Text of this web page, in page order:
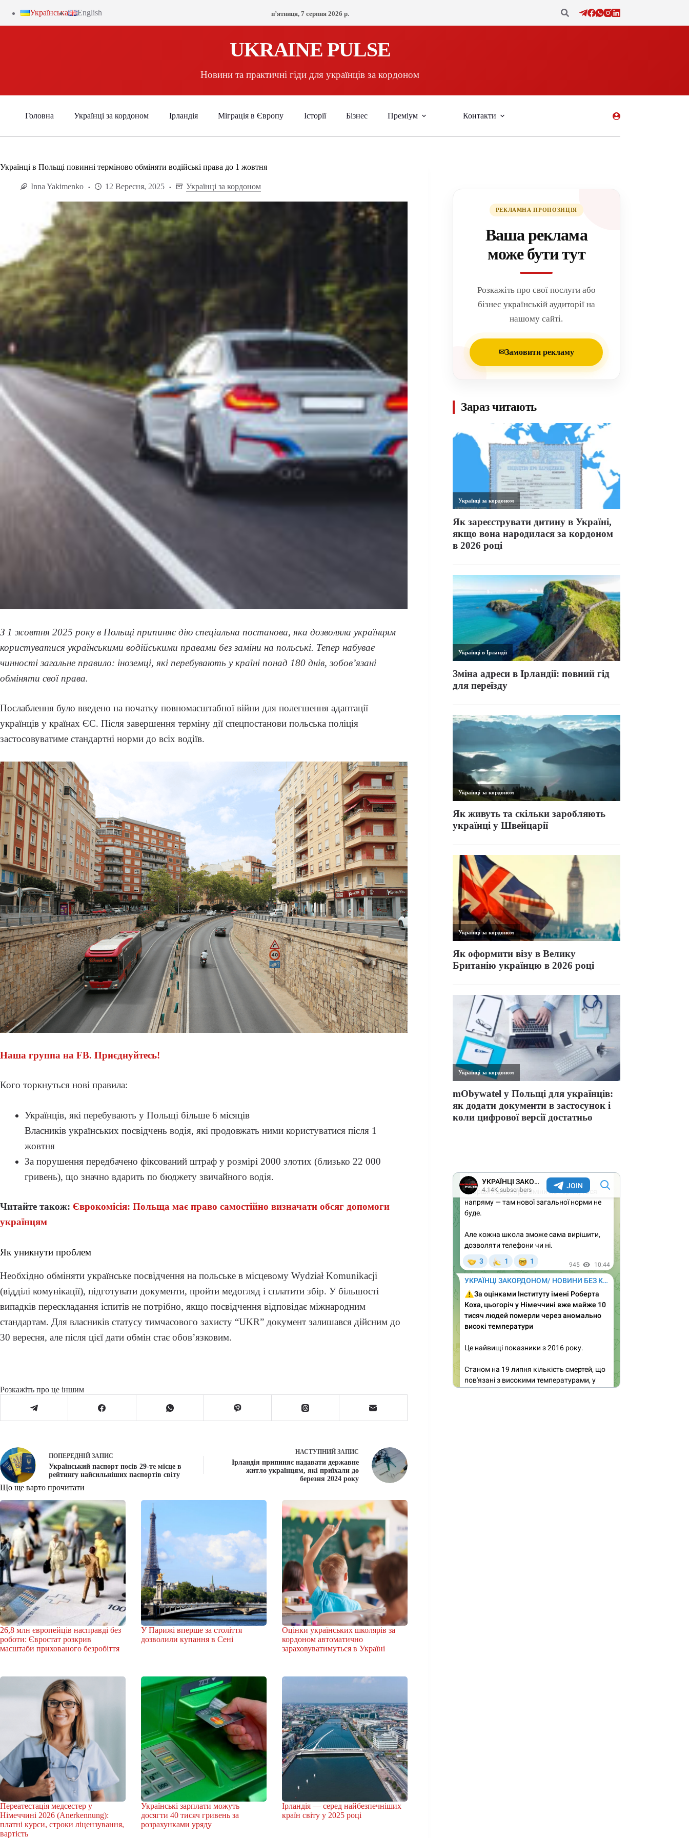
Українська English пʼятниця, 7 серпня 2026 р.
UKRAINE PULSE
Новини та практичні гіди для українців за кордоном
Головна Українці за кордоном Ірландія Міграція в Європу Історії Бізнес Преміум Контакти
Українці в Польщі повинні терміново обміняти водійські права до 1 жовтня
Inna Yakimenko 12 Вересня, 2025 Українці за кордоном
З 1 жовтня 2025 року в Польщі припиняє дію спеціальна постанова, яка дозволяла українцям
користуватися українськими водійськими правами без заміни на польські. Тепер набуває
чинності загальне правило: іноземці, які перебувають у країні понад 180 днів, зобов’язані
обміняти свої права.
Послаблення було введено на початку повномасштабної війни для полегшення адаптації
українців у країнах ЄС. Після завершення терміну дії спецпостанови польська поліція
застосовуватиме стандартні норми до всіх водіїв.
Наша группа на FB. Приєднуйтесь!
Кого торкнуться нові правила:
Українців, які перебувають у Польщі більше 6 місяців
Власників українських посвідчень водія, які продовжать ними користуватися після 1
жовтня
За порушення передбачено фіксований штраф у розмірі 2000 злотих (близько 22 000
гривень), що значно вдарить по бюджету звичайного водія.
Читайте також: Єврокомісія: Польща має право самостійно визначати обсяг допомоги
українцям
Як уникнути проблем
Необхідно обміняти українське посвідчення на польське в місцевому Wydział Komunikacji
(відділі комунікації), підготувати документи, пройти медогляд і сплатити збір. У більшості
випадків перескладання іспитів не потрібно, якщо посвідчення відповідає міжнародним
стандартам. Для власників статусу тимчасового захисту “UKR” документ залишався дійсним до
30 вересня, але після цієї дати обмін стає обов’язковим.
Розкажіть про це іншим
ПОПЕРЕДНІЙ ЗАПИС
Український паспорт посів 29-те місце в
рейтингу найсильніших паспортів світу
НАСТУПНИЙ ЗАПИС
Ірландія припиняє надавати державне
житло українцям, які приїхали до
березня 2024 року
Що ще варто прочитати
26,8 млн європейців насправді без
роботи: Євростат розкрив
масштаби прихованого безробіття
У Парижі вперше за століття
дозволили купання в Сені
Оцінки українських школярів за
кордоном автоматично
зараховуватимуться в Україні
Переатестація медсестер у
Німеччині 2026 (Anerkennung):
платні курси, строки ліцензування,
вартість
Українські зарплати можуть
досягти 40 тисяч гривень за
розрахунками уряду
Ірландія — серед найбезпечніших
країн світу у 2025 році
РЕКЛАМНА ПРОПОЗИЦІЯ
Ваша реклама
може бути тут
Розкажіть про свої послуги або
бізнес українській аудиторії на
нашому сайті.
✉Замовити рекламу
Зараз читають